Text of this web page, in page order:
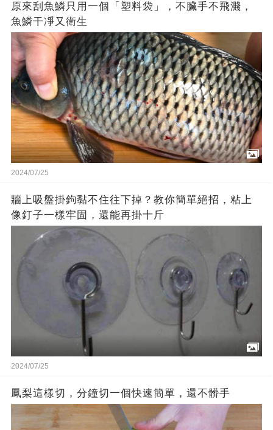
原來刮魚鱗只用一個「塑料袋」，不臟手不飛濺，
魚鱗干凈又衛生
2024/07/25
牆上吸盤掛鉤黏不住往下掉？教你簡單絕招，粘上
像釘子一樣牢固，還能再掛十斤
2024/07/25
鳳梨這樣切，分鐘切一個快速簡單，還不髒手